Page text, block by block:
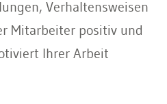
Verhaltensweisen
Mitarbeiter positiv und
Ihrer Arbeit